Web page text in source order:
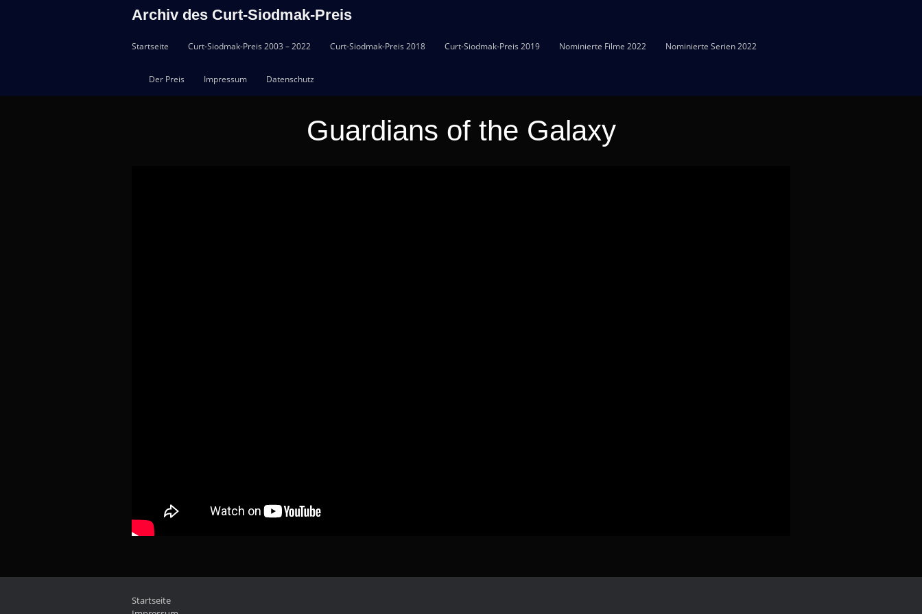
Archiv des Curt-Siodmak-Preis
Startseite Curt-Siodmak-Preis 2003 – 2022 Curt-Siodmak-Preis 2018 Curt-Siodmak-Preis 2019 Nominierte Filme 2022 Nominierte Serien 2022
Der Preis Impressum Datenschutz
Guardians of the Galaxy
Startseite